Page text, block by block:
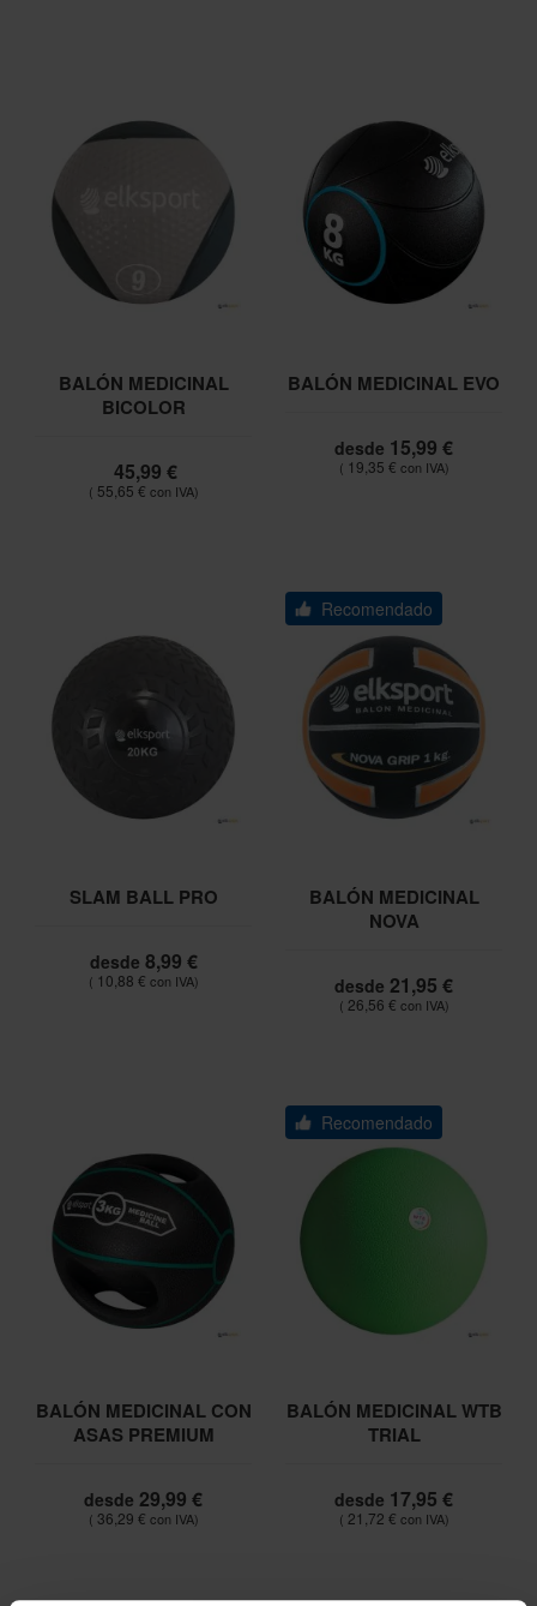
BALÓN MEDICINAL
BICOLOR
45,99 €
55,65 €
BALÓN MEDICINAL EVO
desde 15,99 €
19,35 €
SLAM BALL PRO
desde 8,99 €
10,88 €
Recomendado
BALÓN MEDICINAL
NOVA
desde 21,95 €
26,56 €
BALÓN MEDICINAL CON
ASAS PREMIUM
desde 29,99 €
36,29 €
Recomendado
BALÓN MEDICINAL WTB
TRIAL
desde 17,95 €
21,72 €